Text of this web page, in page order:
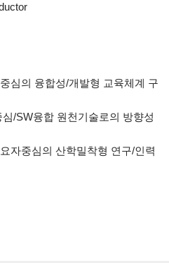
심의 융합성/개발형 교육체계 구
/SW융합 원천기술로의 방향성
자중심의 산학밀착형 연구/인력